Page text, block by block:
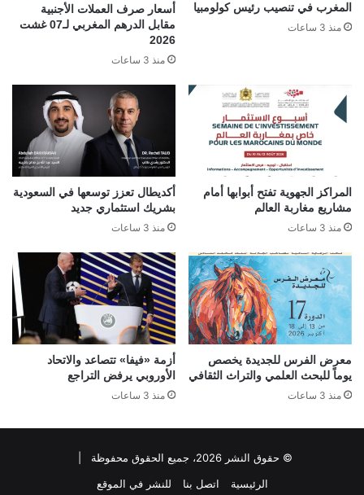
المغرب في تنصيب رئيس كولومبيا
منذ 3 ساعات
أسعار صرف العملات الأجنبية
مقابل الدرهم المغربي لـ07 غشت
2026
منذ 3 ساعات
المراكز الجهوية تفتح أبوابها أمام
مشاريع مغاربة العالم
منذ 3 ساعات
أكديطال تعزز توسعها في السعودية
بشريك استثماري جديد
منذ 3 ساعات
معرض الفرس للجديدة يخصص
يوماً للبحث العلمي والتراث الثقافي
منذ 3 ساعات
أزمة «فيفا» تتصاعد والاتحاد
الأوروبي يرفض التراجع
منذ 3 ساعات
© حقوق النشر 2026، جميع الحقوق محفوظة |
الرئيسية
اتصل بنا للنشر في الموقع